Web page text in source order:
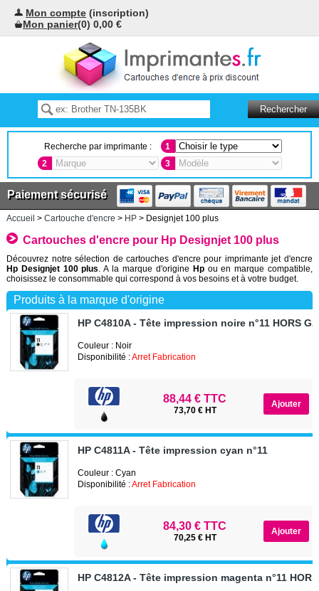
Mon compte (inscription)
Mon panier(0) 0,00 €
Recherche par imprimante :
1
2
3
Paiement sécurisé
Accueil > Cartouche d'encre > HP> Designjet 100 plus
Cartouches d'encre pour Hp Designjet 100 plus
Découvrez notre sélection de cartouches d'encre pour imprimante jet d'encre
Hp Designjet 100 plus . A la marque d'origine Hpou en marque compatible,
choisissez le consommable qui correspond à vos besoins et à votre budget.
Produits à la marque d'origine
HP C4810A - Tête impression noire n°11 HORS
Couleur : Noir
Disponibilité :Arret Fabrication
88,44 € TTC
73,70 € HT
HP C4811A - Tête impression cyan n°11
Couleur : Cyan
Disponibilité :Arret Fabrication
84,30 € TTC
70,25 € HT
HP C4812A - Tête impression magenta n°11